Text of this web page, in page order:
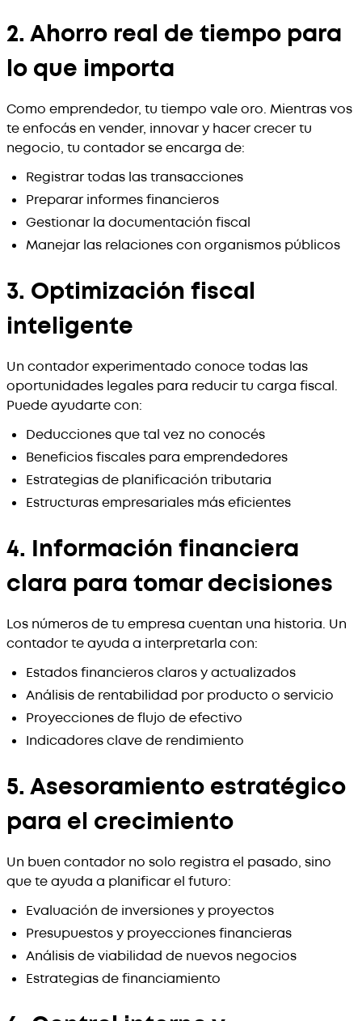
2. Ahorro real de tiempo para
lo que importa
Como emprendedor, tu tiempo vale oro. Mientras vos
te enfocás en vender, innovar y hacer crecer tu
negocio, tu contador se encarga de:
Registrar todas las transacciones
Preparar informes financieros
Gestionar la documentación fiscal
Manejar las relaciones con organismos públicos
3. Optimización fiscal
inteligente
Un contador experimentado conoce todas las
oportunidades legales para reducir tu carga fiscal.
Puede ayudarte con:
Deducciones que tal vez no conocés
Beneficios fiscales para emprendedores
Estrategias de planificación tributaria
Estructuras empresariales más eficientes
4. Información financiera
clara para tomar decisiones
Los números de tu empresa cuentan una historia. Un
contador te ayuda a interpretarla con:
Estados financieros claros y actualizados
Análisis de rentabilidad por producto o servicio
Proyecciones de flujo de efectivo
Indicadores clave de rendimiento
5. Asesoramiento estratégico
para el crecimiento
Un buen contador no solo registra el pasado, sino
que te ayuda a planificar el futuro:
Evaluación de inversiones y proyectos
Presupuestos y proyecciones financieras
Análisis de viabilidad de nuevos negocios
Estrategias de financiamiento